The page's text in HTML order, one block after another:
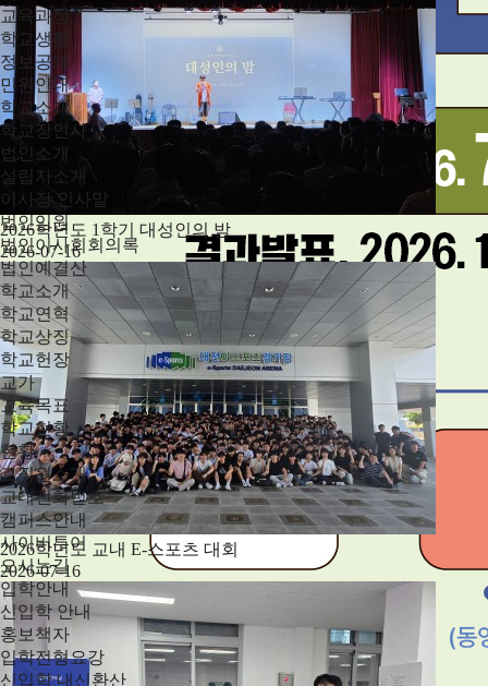
교육과정
학교생활
정보공개
민원안내
학교소개
학교장인사
법인소개
설립자소개
이사장 인사말
법인임원
법인이사회회의록
법인예결산
학교소개
학교연혁
학교상징
학교헌장
교가
교육목표
학교현황
현황
교직원소개
교내전화번호
캠퍼스안내
사이버투어
오시는길
입학안내
신입학 안내
홍보책자
입학전형요강
신입학 내신환산
2026학년도 1학기 대성인의 밤
2026-07-16
2026학년도 교내 E-스포츠 대회
2026-07-16